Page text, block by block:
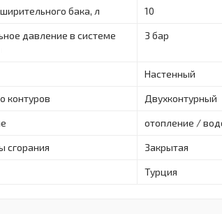
бака, л 10
давление в системе
3 бар
Настенный
контуров Двухконтурный
отопление /
сгорания Закрытая
Турция